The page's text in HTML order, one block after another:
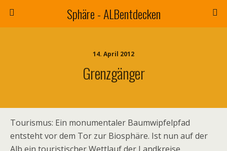
Sphäre - ALBentdecken
14. April 2012
Grenzgänger
Tourismus: Ein monumentaler Baumwipfelpfad
entsteht vor dem Tor zur Biosphäre. Ist nun auf der